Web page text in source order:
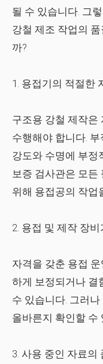
될 수 있습니다. 그
강철 제조 작업의
까?
1. 용접기의 적절한
구조용 강철 제작은
수행해야 합니다.
강도와 수명에 부정
보증 검사관은 모든
위해 용접공의 작업
2. 용접 및 제작 장
자격을 갖춘 용접
하게 보정되거나 결
수 있습니다. 그러
올바른지 확인할 수
3. 사용 중인 자료의